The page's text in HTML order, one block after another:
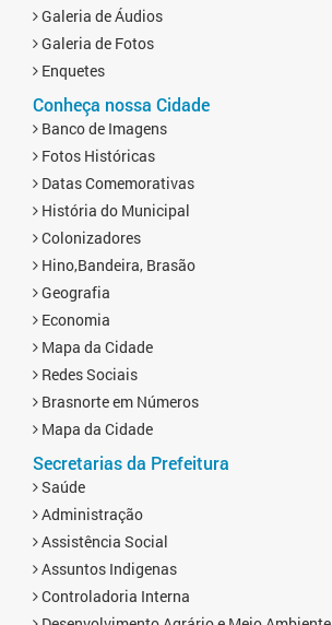
Galeria de Áudios
Galeria de Fotos
Enquetes
Conheça nossa Cidade
Banco de Imagens
Fotos Históricas
Datas Comemorativas
História do Municipal
Colonizadores
Hino,Bandeira, Brasão
Geografia
Economia
Mapa da Cidade
Redes Sociais
Brasnorte em Números
Mapa da Cidade
Secretarias da Prefeitura
Saúde
Administração
Assistência Social
Assuntos Indigenas
Controladoria Interna